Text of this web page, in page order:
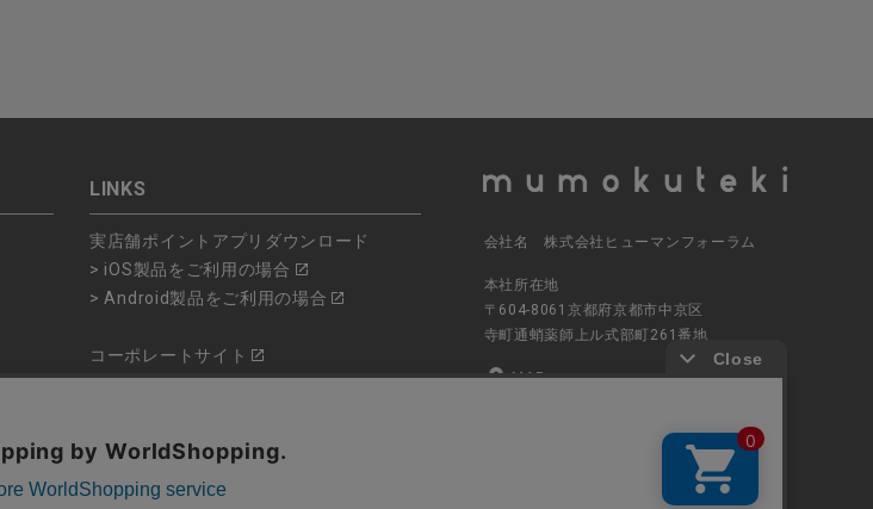
LINKS
実店舗ポイントアプリダウンロード
> iOS製品をご利用の場合
> Android製品をご利用の場合
コーポレートサイト
ショップリスト
会社名 株式会社ヒューマンフォーラム
本社所在地
〒604-8061京都府京都市中京区
寺町通蛸薬師上ル式部町261番地
MAP
営業時間 11:00～17:30（土日休業）